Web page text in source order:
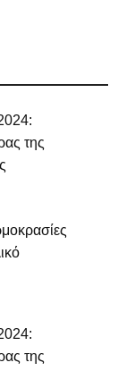
της
της